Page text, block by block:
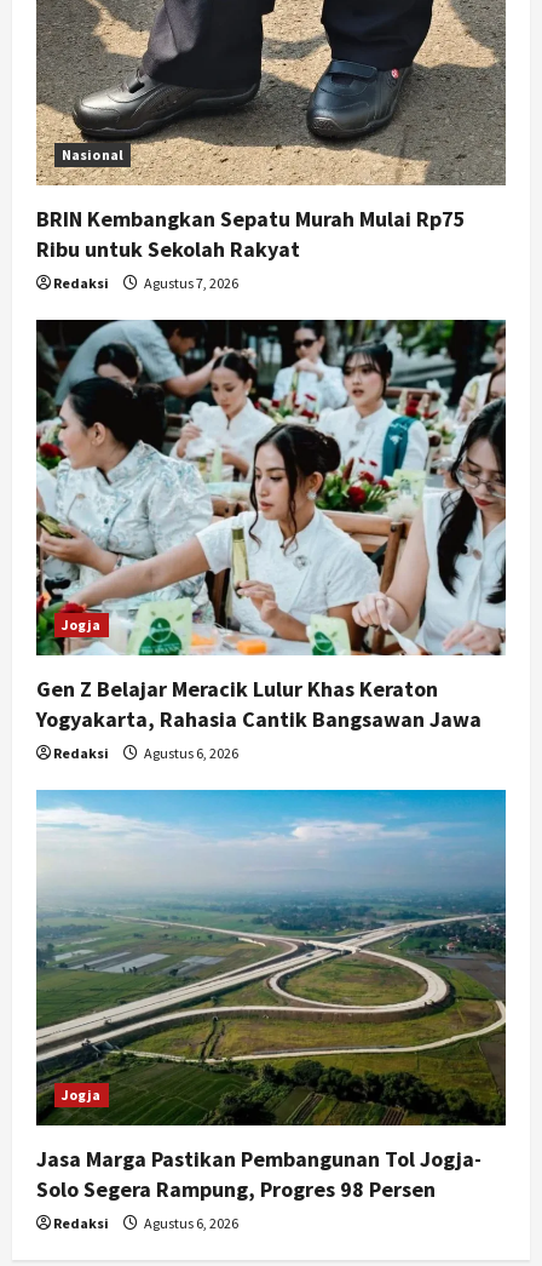
Nasional
BRIN Kembangkan Sepatu Murah Mulai Rp75
Ribu untuk Sekolah Rakyat
Redaksi Agustus 7, 2026
Jogja
Gen Z Belajar Meracik Lulur Khas Keraton
Yogyakarta, Rahasia Cantik Bangsawan Jawa
Redaksi Agustus 6, 2026
Jogja
Jasa Marga Pastikan Pembangunan Tol Jogja-
Solo Segera Rampung, Progres 98 Persen
Redaksi Agustus 6, 2026